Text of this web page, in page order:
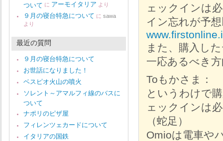
ェックインは
イン忘れが予
また、購入し
一応あるべき
Toもかさま：
というわけで
ェックインは
（蛇足）
Omioは電車や
ついて に アーモイタリア より
９月の寝台特急について に sawa
より
最近の質問
９月の寝台特急について
お世話になりました！
ベスピオ火山の噴火
ソレント～アマルフィ線のバスに
ついて
ナポリのピザ屋
フィレンツェカードについて
イタリアの国鉄